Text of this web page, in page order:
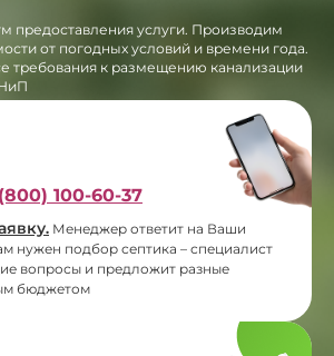
предоставления услуги. Производим
от погодных условий и времени года.
требования к размещению канализации
100-60-37
. Менеджер ответит на Ваши
нужен подбор септика – специалист
вопросы и предложит разные
бюджетом